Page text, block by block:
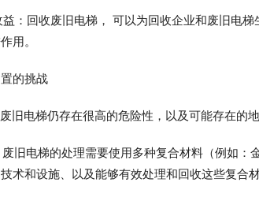
：回收废旧电梯， 可以为回收企业和废旧电
用。
的挑战
旧电梯仍存在很高的危险性，以及可能存在的地
旧电梯的处理需要使用多种复合材料（例如
术和设施、以及能够有效处理和回收这些复合材